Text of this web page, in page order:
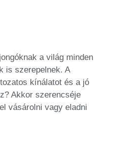
a világ minden
is szerepelnek. A
kínálatot és a jó
Akkor szerencséje
vásárolni vagy eladni